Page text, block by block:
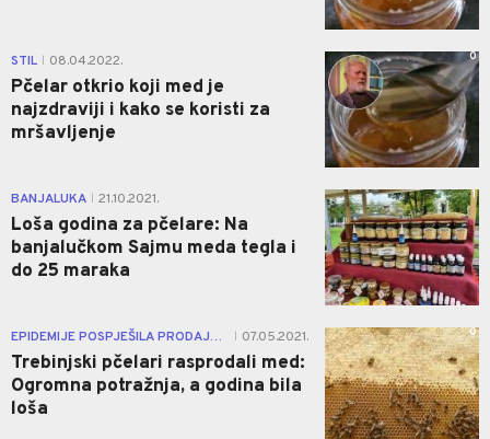
STIL 08.04.2022.
Pčelar otkrio koji med je
najzdraviji i kako se koristi za
mršavljenje
0
BANJALUKA 21.10.2021.
Loša godina za pčelare: Na
banjalučkom Sajmu meda tegla i
do 25 maraka
1
EPIDEMIJE POSPJEŠILA PRODAJU MEDA 07.05.2021.
Trebinjski pčelari rasprodali med:
Ogromna potražnja, a godina bila
loša
0